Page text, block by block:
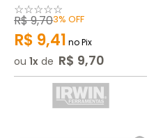
☆☆☆☆☆
R$9,703% OFF
R$ 9,41 no Pix
ou 1 de R$ 9,70